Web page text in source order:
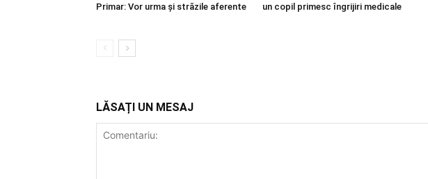
Primar: Vor urma și străzile aferente
un copil primesc îngrijiri medicale
LĂSAȚI UN MESAJ